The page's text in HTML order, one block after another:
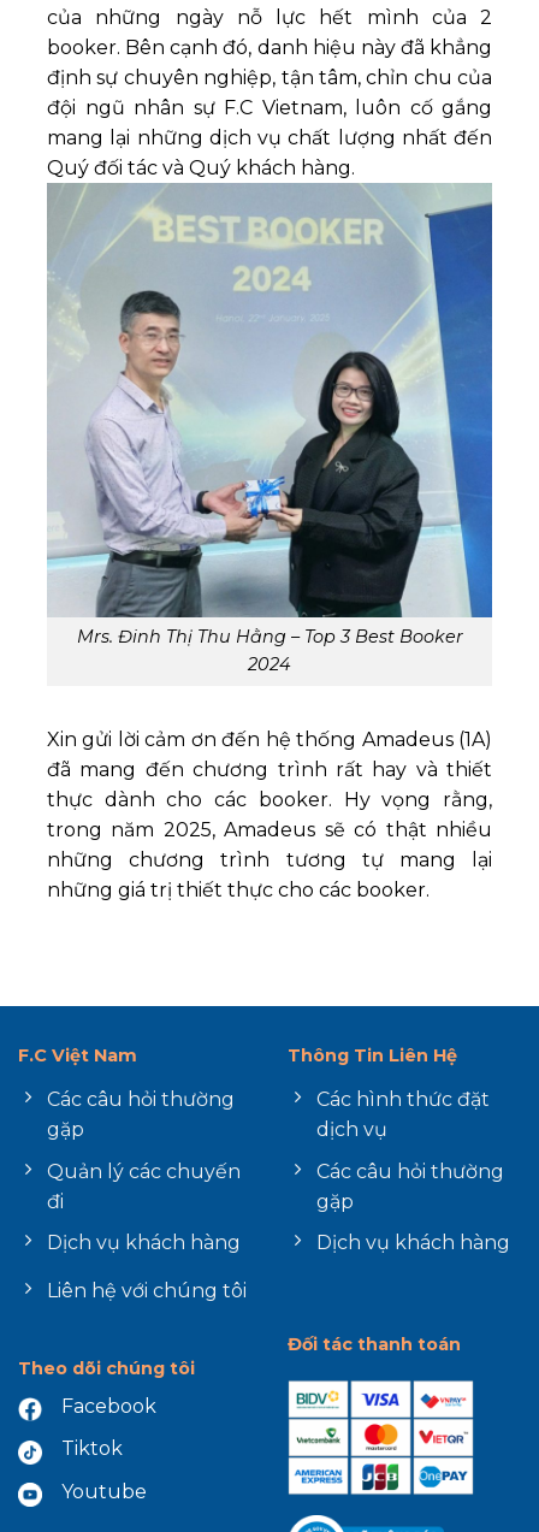
của những ngày nỗ lực hết mình của 2
booker. Bên cạnh đó, danh hiệu này đã khẳng
định sự chuyên nghiệp, tận tâm, chỉn chu của
đội ngũ nhân sự F.C Vietnam, luôn cố gắng
mang lại những dịch vụ chất lượng nhất đến
Quý đối tác và Quý khách hàng.
Mrs. Đinh Thị Thu Hằng – Top 3 Best Booker
2024
Xin gửi lời cảm ơn đến hệ thống Amadeus (1A)
đã mang đến chương trình rất hay và thiết
thực dành cho các booker. Hy vọng rằng,
trong năm 2025, Amadeus sẽ có thật nhiều
những chương trình tương tự mang lại
những giá trị thiết thực cho các booker.
F.C Việt Nam
Các câu hỏi thường
gặp
Quản lý các chuyến
đi
Dịch vụ khách hàng
Liên hệ với chúng tôi
Thông Tin Liên Hệ
Các hình thức đặt
dịch vụ
Các câu hỏi thường
gặp
Dịch vụ khách hàng
Theo dõi chúng tôi
Facebook
Tiktok
Youtube
Đối tác thanh toán